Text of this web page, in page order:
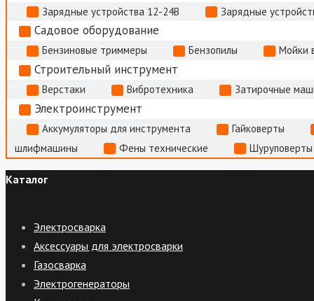
Зарядные устройства 12-24В Зарядные
Садовое оборудование
Бензиновые триммеры Бензопилы Мойки
Строительный инструмент
Верстаки Вибротехника Затирочные
Электроинструмент
Аккумуляторы для инструмента
Гайковерты
шлифмашины
Фены технические
Каталог
Электросварка
Аксессуары для электросварки
Газосварка
Электрогенераторы